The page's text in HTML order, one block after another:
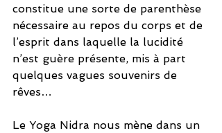
constitue une sorte de parenthèse
nécessaire au repos du corps et de
l’esprit dans laquelle la lucidité
n’est guère présente, mis à part
quelques vagues souvenirs de
rêves…
Le Yoga Nidra nous mène dans un